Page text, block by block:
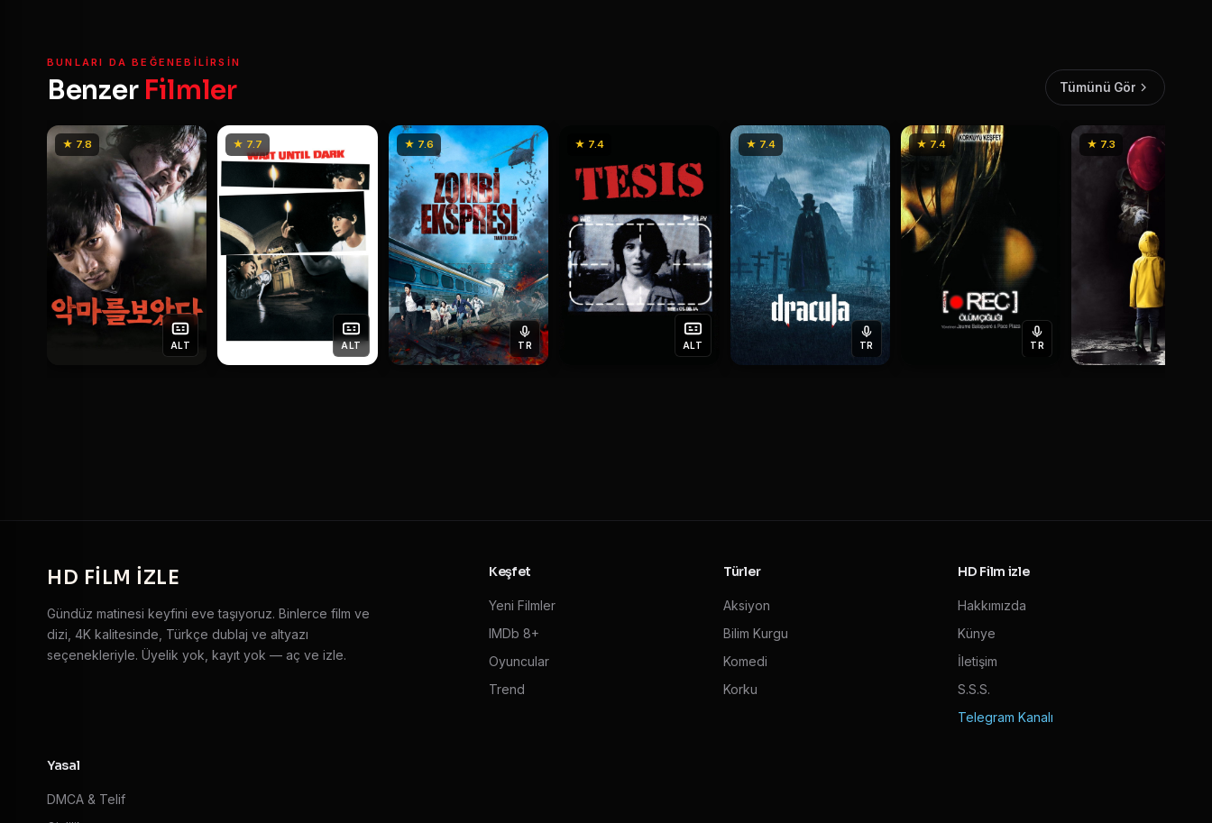
BUNLARI DA BEĞENEBILIRSIN
Benzer Filmler Tümünü Gör
★ 7.8
ALT
★ 7.7
ALT
★ 7.6
TR
★ 7.4
ALT
★ 7.4
TR
★ 7.4
TR
★ 7.3
HD FILM IZLE
Gündüz matinesi keyfini eve taşıyoruz. Binlerce film ve
dizi, 4K kalitesinde, Türkçe dublaj ve altyazı
seçenekleriyle. Üyelik yok, kayıt yok — aç ve izle.
Keşfet
Yeni Filmler
IMDb 8+
Oyuncular
Trend
Türler
Aksiyon
Bilim Kurgu
Komedi
Korku
HD Film izle
Hakkımızda
Künye
İletişim
S.S.S.
Telegram Kanalı
Yasal
DMCA & Telif